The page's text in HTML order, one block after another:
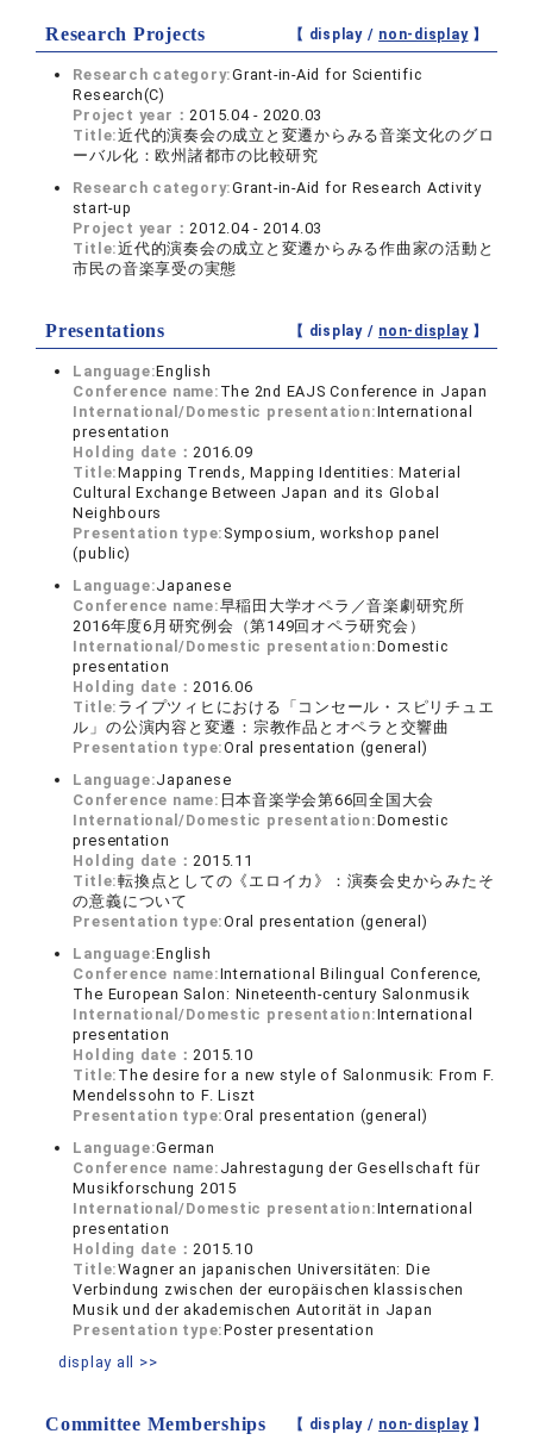
Research Projects 【 display / non-display】
Research category:Grant-in-Aid for Scientific
Research(C)
Project year：2015.04 - 2020.03
Title:近代的演奏会の成立と変遷からみる音楽文化のグロ
ーバル化：欧州諸都市の比較研究
Research category:Grant-in-Aid for Research Activity
start-up
Project year：2012.04 - 2014.03
Title:近代的演奏会の成立と変遷からみる作曲家の活動と
市民の音楽享受の実態
Presentations 【 display / non-display】
Language:English
Conference name: The 2nd EAJS Conference in Japan
International/Domestic presentation:International
presentation
Holding date：2016.09
Title:Mapping Trends, Mapping Identities: Material
Cultural Exchange Between Japan and its Global
Neighbours
Presentation type: Symposium, workshop panel
(public)
Language:Japanese
Conference name:早稲田大学オペラ／音楽劇研究所
2016年度6月研究例会（第149回オペラ研究会）
International/Domestic presentation:Domestic
presentation
Holding date：2016.06
Title: ライプツィヒにおける「コンセール・スピリチュエ
ル」の公演内容と変遷：宗教作品とオペラと交響曲
Presentation type:Oral presentation (general)
Language:Japanese
Conference name: 日本音楽学会第66回全国大会
International/Domestic presentation:Domestic
presentation
Holding date：2015.11
Title:転換点としての《エロイカ》：演奏会史からみたそ
の意義について
Presentation type:Oral presentation (general)
Language:English
Conference name:International Bilingual Conference,
The European Salon: Nineteenth-century Salonmusik
International/Domestic presentation:International
presentation
Holding date：2015.10
Title: The desire for a new style of Salonmusik: From F.
Mendelssohn to F. Liszt
Presentation type:Oral presentation (general)
Language:German
Conference name: Jahrestagung der Gesellschaft für
Musikforschung 2015
International/Domestic presentation:International
presentation
Holding date：2015.10
Title:Wagner an japanischen Universitäten: Die
Verbindung zwischen der europäischen klassischen
Musik und der akademischen Autorität in Japan
Presentation type:Poster presentation
display all >>
Committee Memberships 【 display / non-display】